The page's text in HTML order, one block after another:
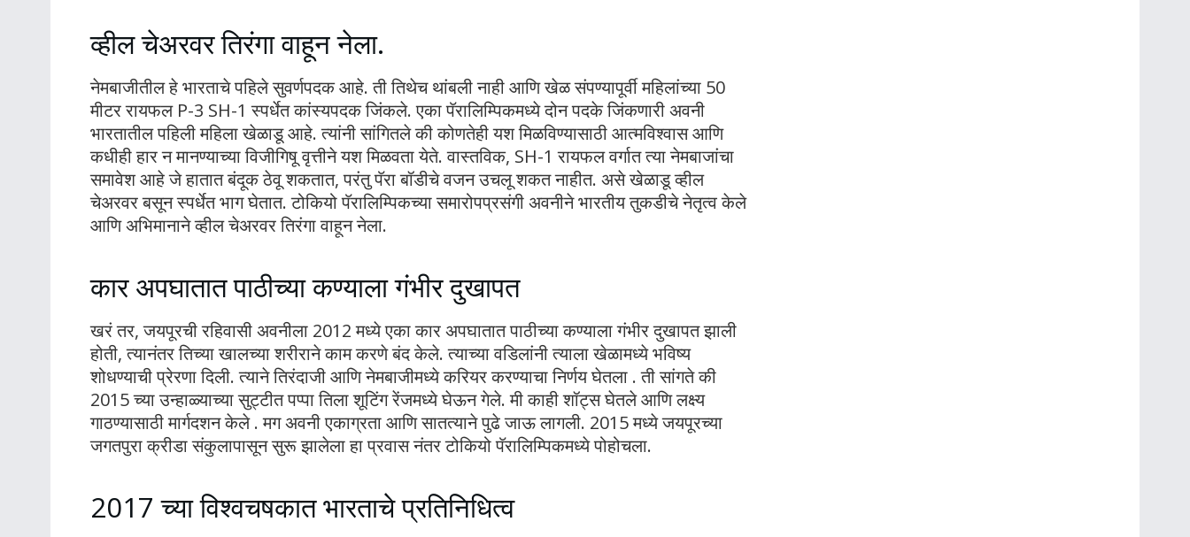
व्हील चेअरवर तिरंगा वाहून नेला.
नेमबाजीतील हे भारताचे पहिले सुवर्णपदक आहे. ती तिथेच थांबली नाही आणि खेळ संपण्यापूर्वी महिलांच्या 50
मीटर रायफल P-3 SH-1 स्पर्धेत कांस्यपदक जिंकले. एका पॅरालिम्पिकमध्ये दोन पदके जिंकणारी अवनी
भारतातील पहिली महिला खेळाडू आहे. त्यांनी सांगितले की कोणतेही यश मिळविण्यासाठी आत्मविश्वास आणि
कधीही हार न मानण्याच्या विजीगिषू वृत्तीने यश मिळवता येते. वास्तविक, SH-1 रायफल वर्गात त्या नेमबाजांचा
समावेश आहे जे हातात बंदूक ठेवू शकतात, परंतु पॅरा बॉडीचे वजन उचलू शकत नाहीत. असे खेळाडू व्हील
चेअरवर बसून स्पर्धेत भाग घेतात. टोकियो पॅरालिम्पिकच्या समारोपप्रसंगी अवनीने भारतीय तुकडीचे नेतृत्व केले
आणि अभिमानाने व्हील चेअरवर तिरंगा वाहून नेला.
कार अपघातात पाठीच्या कण्याला गंभीर दुखापत
खरं तर, जयपूरची रहिवासी अवनीला 2012 मध्ये एका कार अपघातात पाठीच्या कण्याला गंभीर दुखापत झाली
होती, त्यानंतर तिच्या खालच्या शरीराने काम करणे बंद केले. त्याच्या वडिलांनी त्याला खेळामध्ये भविष्य
शोधण्याची प्रेरणा दिली. त्याने तिरंदाजी आणि नेमबाजीमध्ये करियर करण्याचा निर्णय घेतला . ती सांगते की
2015 च्या उन्हाळ्याच्या सुट्टीत पप्पा तिला शूटिंग रेंजमध्ये घेऊन गेले. मी काही शॉट्स घेतले आणि लक्ष्य
गाठण्यासाठी मार्गदशन केले . मग अवनी एकाग्रता आणि सातत्याने पुढे जाऊ लागली. 2015 मध्ये जयपूरच्या
जगतपुरा क्रीडा संकुलापासून सुरू झालेला हा प्रवास नंतर टोकियो पॅरालिम्पिकमध्ये पोहोचला.
2017 च्या विश्वचषकात भारताचे प्रतिनिधित्व